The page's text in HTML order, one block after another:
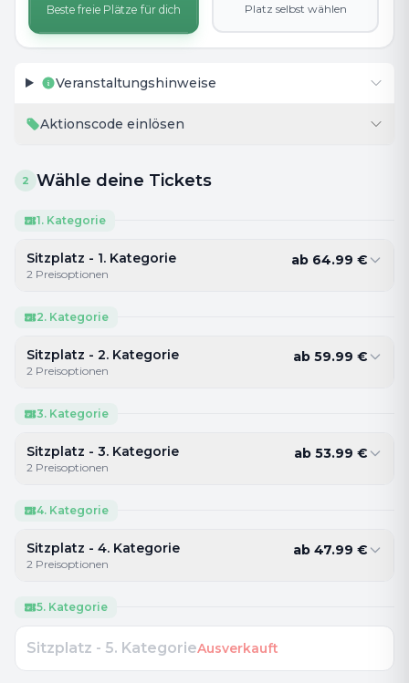
Beste freie Plätze für dich Platz selbst wählen
Veranstaltungshinweise
Aktionscode einlösen
2 Wähle deine Tickets
1. Kategorie
Sitzplatz - 1. Kategorie
2 Preisoptionen
ab 64.99 €
2. Kategorie
Sitzplatz - 2. Kategorie
2 Preisoptionen
ab 59.99 €
3. Kategorie
Sitzplatz - 3. Kategorie
2 Preisoptionen
ab 53.99 €
4. Kategorie
Sitzplatz - 4. Kategorie
2 Preisoptionen
ab 47.99 €
5. Kategorie
Sitzplatz - 5. KategorieAusverkauft